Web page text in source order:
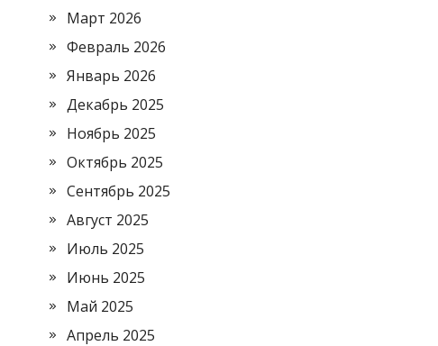
Март 2026
Февраль 2026
Январь 2026
Декабрь 2025
Ноябрь 2025
Октябрь 2025
Сентябрь 2025
Август 2025
Июль 2025
Июнь 2025
Май 2025
Апрель 2025